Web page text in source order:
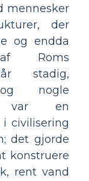
mennesker
der
og endda
Roms
stadig,
nogle
var en
civilisering
det gjorde
konstruere
rent vand